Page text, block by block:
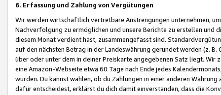
6. Erfassung und Zahlung von Vergütungen
Wir werden wirtschaftlich vertretbare Anstrengungen unternehmen,
Nachverfolgung zu ermöglichen und unsere Berichte zu erstellen und
diesem Monat verdient hast, zusammengefasst sind.
auf den nächsten Betrag in der Landeswährung gerundet werden (z.
über oder unter dem in deiner Preiskarte angegebenen Satz liegt.
eine Amazon-Webseite etwa 60 Tage nach Ende jedes
wurden. Du kannst wählen, ob du Zahlungen in einer anderen
dafür entscheidest, erklärst du dich damit einverstanden, dass die